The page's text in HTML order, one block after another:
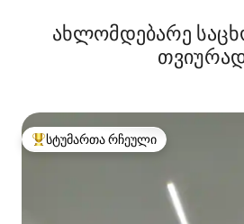
ახლომდებარე
სტუმართა რჩეული მოწინავე
სტუმართა რჩეული